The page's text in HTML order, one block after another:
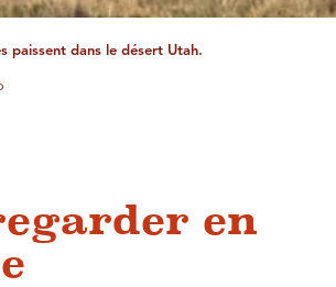
paissent dans le désert Utah.
en